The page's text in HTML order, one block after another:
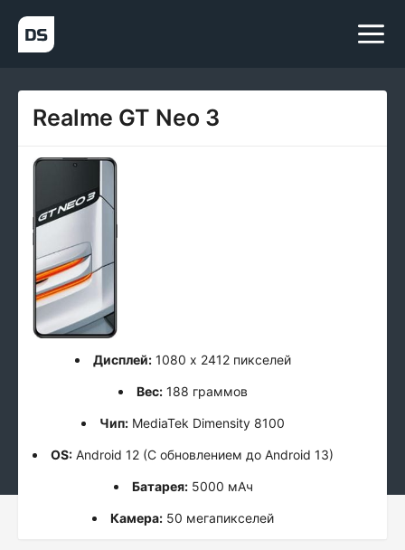
Realme GT Neo 3
Дисплей: 1080 x 2412 пикселей
Вес: 188 граммов
Чип: MediaTek Dimensity 8100
OS: Android 12 (С обновлением до Android 13)
Батарея:5000 мАч
Камера: 50 мегапикселей